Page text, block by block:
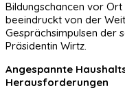
Bildungschancen vor Ort
beeindruckt von der
Gesprächsimpulsen der
Präsidentin Wirtz.
Angespannte
Herausforderungen